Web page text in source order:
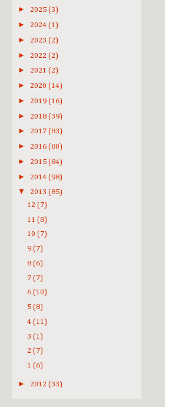
► 2025 (3)
► 2024 (1)
► 2023 (2)
► 2022 (2)
► 2021 (2)
► 2020 (14)
► 2019 (16)
► 2018 (39)
► 2017 (83)
► 2016 (80)
► 2015 (84)
► 2014 (98)
▼ 2013 (85)
12 (7)
11 (8)
10 (7)
9 (7)
8 (6)
7 (7)
6 (10)
5 (8)
4 (11)
3 (1)
2 (7)
1 (6)
► 2012 (33)